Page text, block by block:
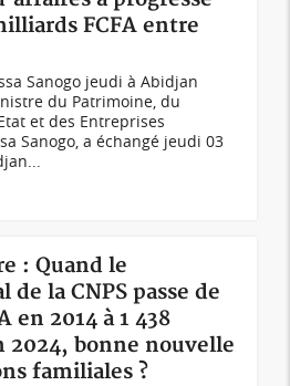
FCFA entre
Sanogo jeudi à Abidjan
du Patrimoine, du
et des Entreprises
Sanogo, a échangé jeudi 03
: Quand le
la CNPS passe de
en 2014 à 1 438
2024, bonne nouvelle
familiales ?